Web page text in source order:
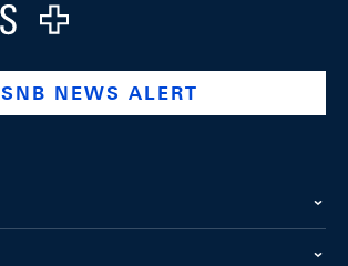
company/swiss-national-
www.youtube.com/@swissnationalbank
SNB NEWS ALERT